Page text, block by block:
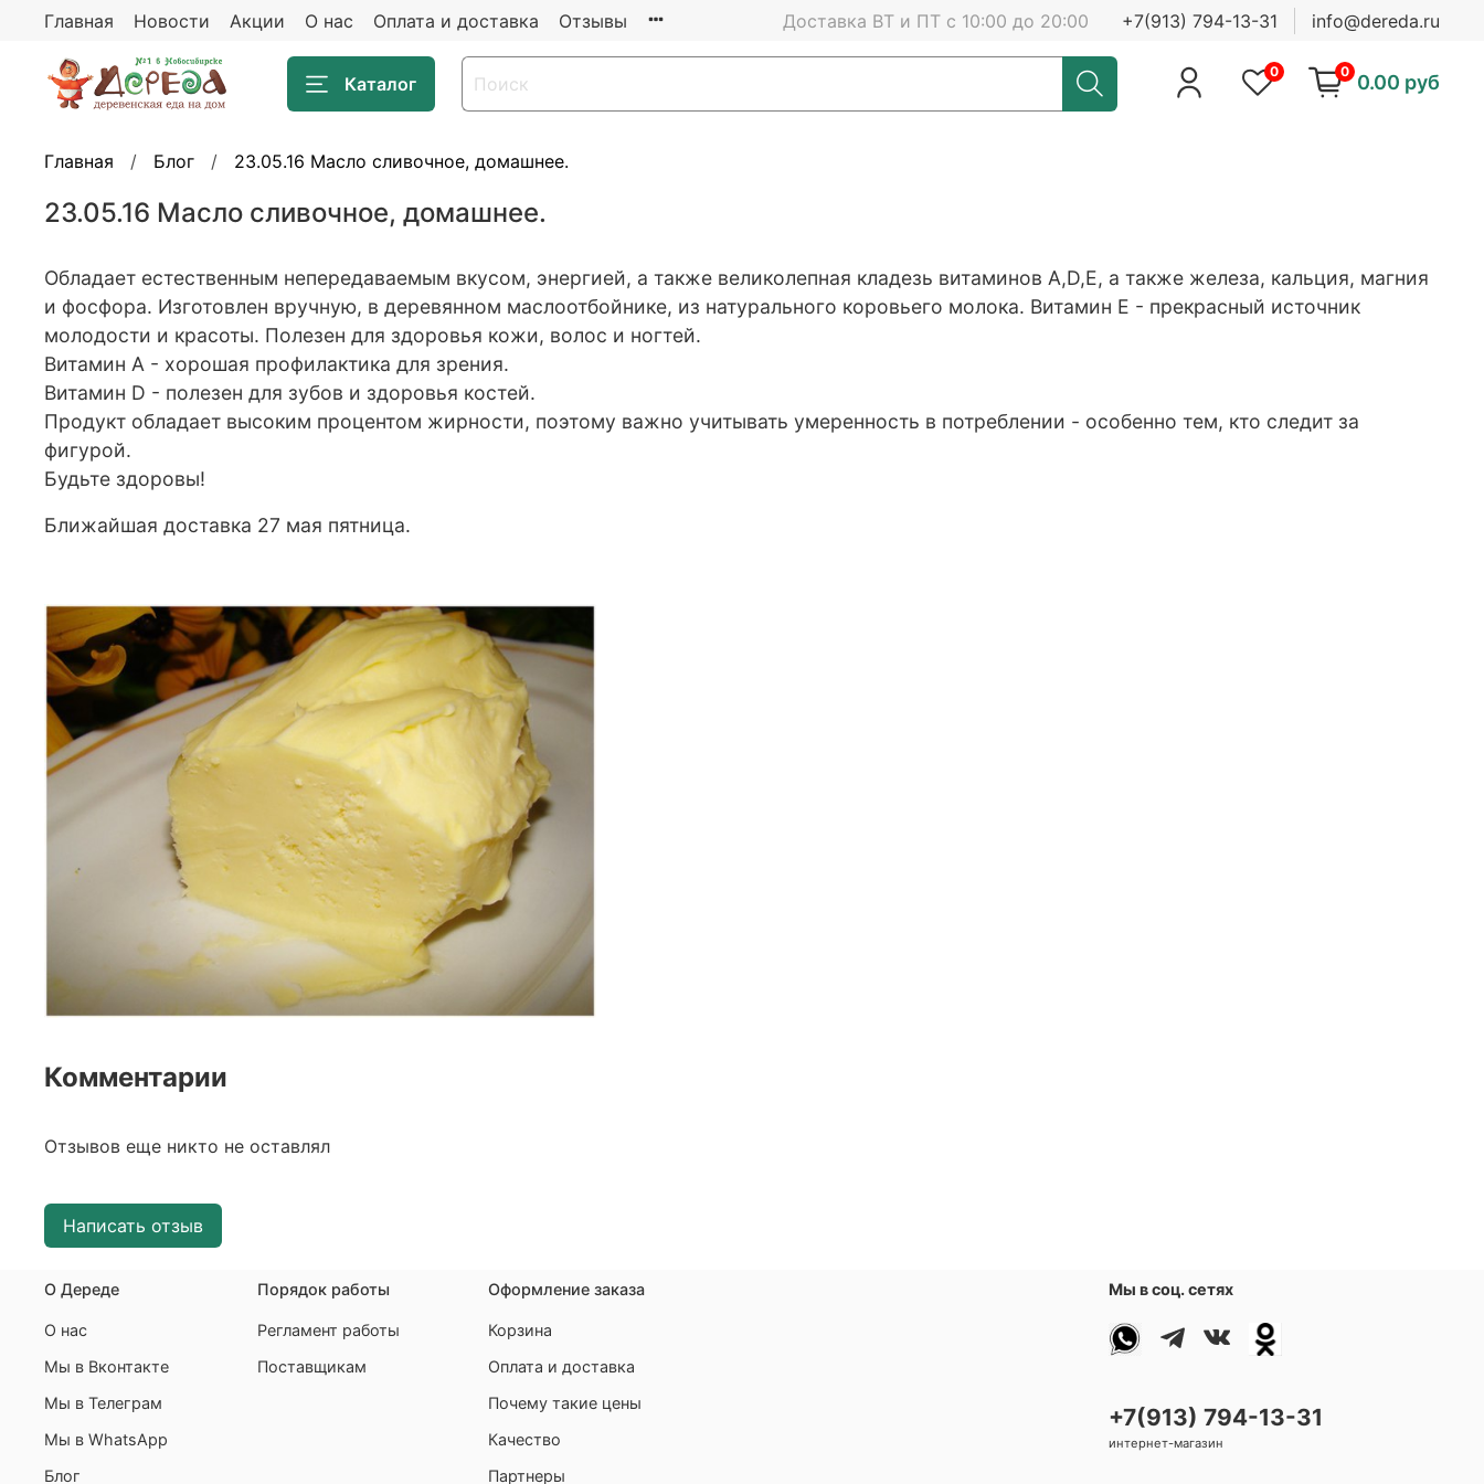
Главная Новости Акции О нас Оплата и доставка Отзывы Доставка ВТ и ПТ с 10:00 до 20:00 +7(913) 794-13-31 info@dereda.ru
Каталог
0 0 0.00 руб
Главная Блог 23.05.16 Масло сливочное, домашнее.
23.05.16 Масло сливочное, домашнее.
Обладает естественным непередаваемым вкусом, энергией, а также великолепная кладезь витаминов A,D,E, а также железа, кальция, магния
и фосфора. Изготовлен вручную, в деревянном маслоотбойнике, из натурального коровьего молока. Витамин Е - прекрасный источник
молодости и красоты. Полезен для здоровья кожи, волос и ногтей.
Витамин А - хорошая профилактика для зрения.
Витамин D - полезен для зубов и здоровья костей.
Продукт обладает высоким процентом жирности, поэтому важно учитывать умеренность в потреблении - особенно тем, кто следит за
фигурой.
Будьте здоровы!
Ближайшая доставка 27 мая пятница.
Комментарии
Отзывов еще никто не оставлял
Написать отзыв
О Дереде
О нас
Мы в Вконтакте
Мы в Телеграм
Мы в WhatsApp
Блог
Порядок работы
Регламент работы
Поставщикам
Оформление заказа
Корзина
Оплата и доставка
Почему такие цены
Качество
Партнеры
Мы в соц. сетях
+7(913) 794-13-31
интернет-магазин